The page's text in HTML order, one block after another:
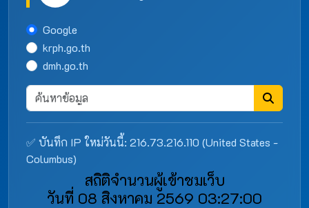
Google
krph.go.th
dmh.go.th
✅ บันทึก IP ใหม่วันนี้: 216.73.216.110 (United States -
Columbus)
สถิติจำนวนผู้เข้าชมเว็บ
วันที่ 08 สิงหาคม 2569 03:27:00